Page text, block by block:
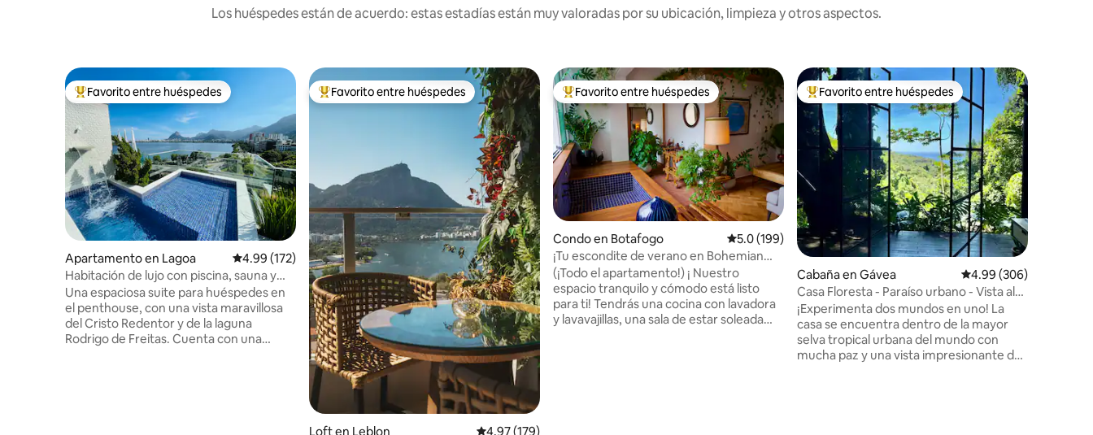
Los huéspedes están de acuerdo: estas estadías están muy valoradas por su ubicación, limpieza y otros aspectos.
Favorito entre huéspedes preferido
Favorito entre huéspedes
Apartamento en Lagoa Calificación promedio: 4.99 de 5, 172 reseñas
4.99 (172)
Habitación de lujo con piscina, sauna y
privacidad.
Una espaciosa suite para huéspedes en
el penthouse, con una vista maravillosa
del Cristo Redentor y de la laguna
Rodrigo de Freitas. Cuenta con una
Favorito entre huéspedes preferido
Favorito entre huéspedes
Loft en Leblon Calificación promedio: 4.97 de 5, 179 reseñas
4.97 (179)
Favorito entre huéspedes preferido
Favorito entre huéspedes
Condo en Botafogo Calificación promedio: 5.0 de 5, 199 reseñas
5.0 (199)
¡Tu escondite de verano en Bohemian
Botafogo!
(¡Todo el apartamento!) ¡ Nuestro
espacio tranquilo y cómodo está listo
para ti! Tendrás una cocina con lavadora
y lavavajillas, una sala de estar soleada
Favorito entre huéspedes preferido
Favorito entre huéspedes
Cabaña en Gávea Calificación promedio:
4.99 (306)
Casa Floresta - Paraíso urbano - Vista al
mar
¡Experimenta dos mundos en uno! La
casa se encuentra dentro de la mayor
selva tropical urbana del mundo con
mucha paz y una vista impresionante del